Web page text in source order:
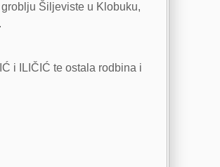
Šiljeviste u Klobuku,
i ILIČIĆ te ostala rodbina i